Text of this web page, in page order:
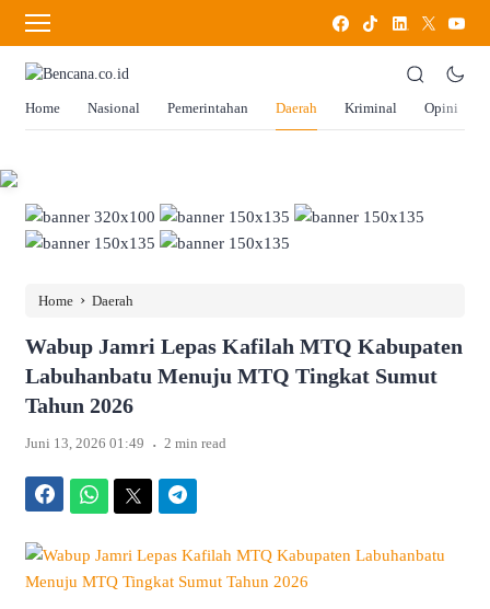
Home Nasional Pemerintahan Daerah Kriminal Opini
Home › Daerah
Wabup Jamri Lepas Kafilah MTQ Kabupaten
Labuhanbatu Menuju MTQ Tingkat Sumut
Tahun 2026
Juni 13, 2026 01:49 . 2 min read